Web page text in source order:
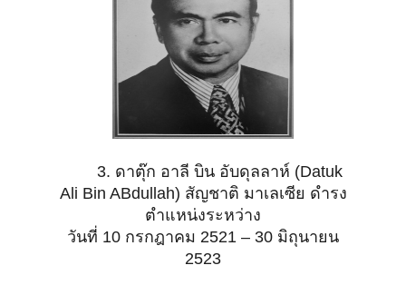
3. ดาตุ๊ก อาลี บิน อับดุลลาห์ (Datuk
Ali Bin ABdullah) สัญชาติ มาเลเซีย ดำรง
ตำแหน่งระหว่าง
วันที่ 10 กรกฎาคม 2521 – 30 มิถุนายน
2523